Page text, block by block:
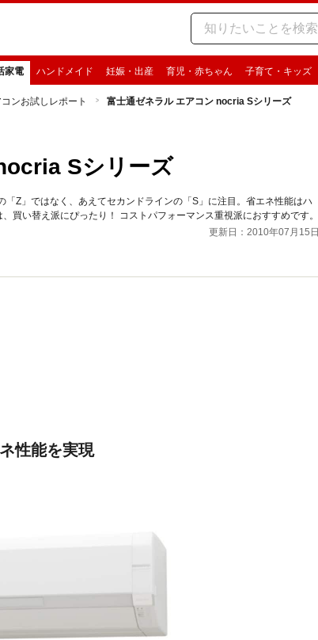
家電 ハンドメイド 妊娠・出産 育児・赤ちゃん 子育て・キッズ
ンお試しレポート 富士通ゼネラル エアコン nocria Sシリーズ
Sシリーズ
Z」ではなく、あえてセカンドラインの「S」に注目。省エネ性能はハ
買い替え派にぴったり！ コストパフォーマンス重視派におすすめです。
更新日：2010年07月15日
性能を実現